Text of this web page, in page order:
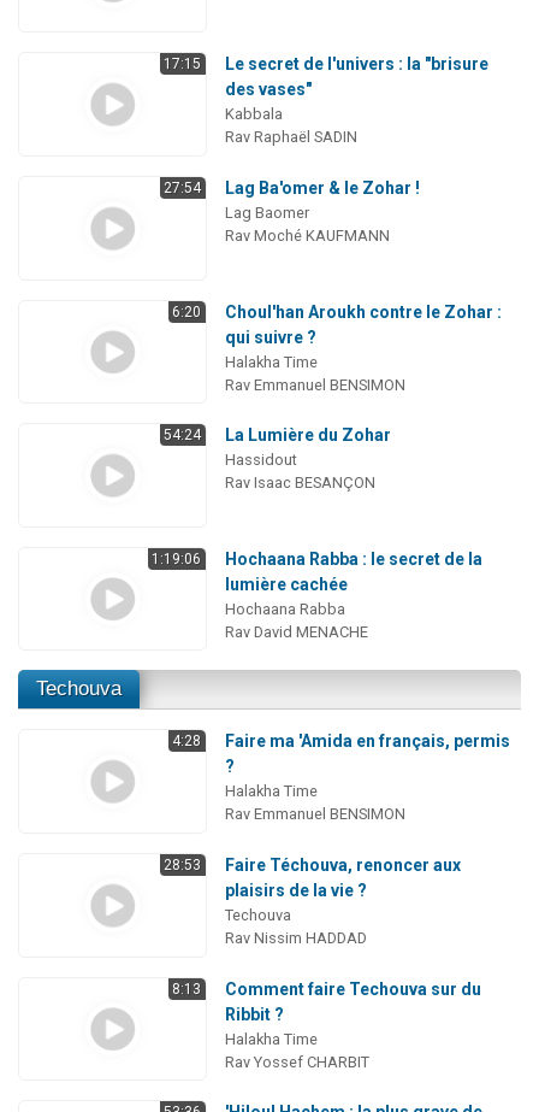
17:15
Le secret de l'univers : la "brisure
des vases"
Kabbala
Rav Raphaël SADIN
27:54 Lag Ba'omer & le Zohar !
Lag Baomer
Rav Moché KAUFMANN
6:20
Choul'han Aroukh contre le Zohar :
qui suivre ?
Halakha Time
Rav Emmanuel BENSIMON
54:24 La Lumière du Zohar
Hassidout
Rav Isaac BESANÇON
1:19:06
Hochaana Rabba : le secret de la
lumière cachée
Hochaana Rabba
Rav David MENACHE
Techouva
4:28
Faire ma 'Amida en français, permis
?
Halakha Time
Rav Emmanuel BENSIMON
28:53
Faire Téchouva, renoncer aux
plaisirs de la vie ?
Techouva
Rav Nissim HADDAD
8:13
Comment faire Techouva sur du
Ribbit ?
Halakha Time
Rav Yossef CHARBIT